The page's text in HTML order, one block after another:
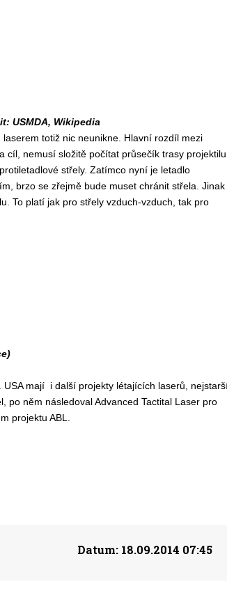
USMDA, Wikipedia
totiž nic neunikne. Hlavní rozdíl mezi
cíl, nemusí složitě počítat průsečík trasy projektilu
střely. Zatímco nyní je letadlo
brzo se zřejmě bude muset chránit střela. Jinak
To platí jak pro střely vzduch-vzduch, tak pro
mají i další projekty létajících laserů,
po něm následoval Advanced Tactital Laser pro
projektu ABL.
Datum:18.09.2014 07:45